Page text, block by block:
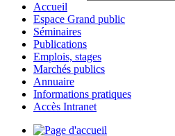
Accueil
Espace Grand public
Séminaires
Publications
Emplois, stages
Marchés publics
Annuaire
Informations pratiques
Accès Intranet